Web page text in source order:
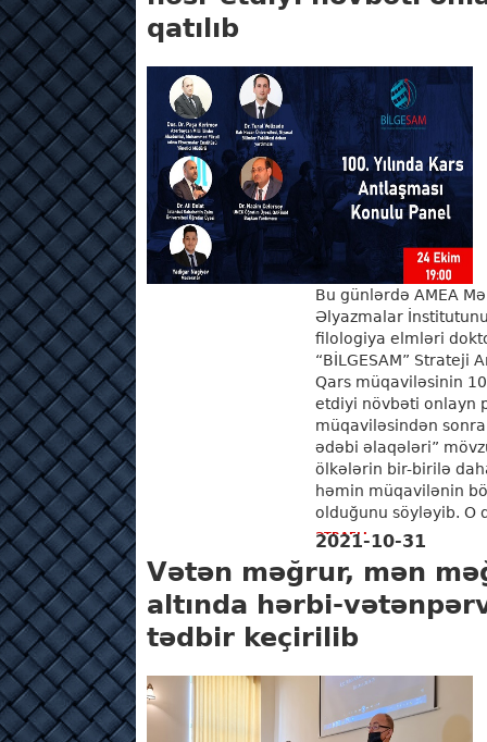
qatılıb
Bu günlərdə AMEA
Əlyazmalar
filologiya elmləri
“BİLGESAM” Strateji
Qars müqaviləsinin
etdiyi növbəti onlayn
müqaviləsindən
ədəbi əlaqələri”
ölkələrin bir-birilə
həmin müqavilənin
olduğunu söyləyib. O
ƏTRAFLI
2021-10-31
Vətən məğrur, mən
altında hərbi-
tədbir keçirilib